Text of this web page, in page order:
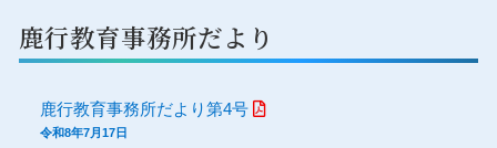
鹿行教育事務所だより
鹿行教育事務所だより第4号
令和8年7月17日